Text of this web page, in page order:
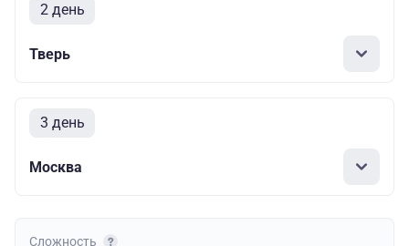
2 день
Тверь
3 день
Москва
Сложность